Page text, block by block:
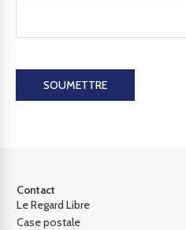
SOUMETTRE
Contact
Le Regard Libre
Case postale